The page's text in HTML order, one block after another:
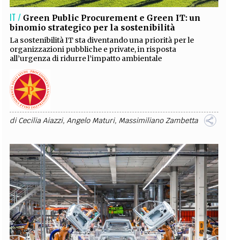
IT / ​​​​​​​Green Public Procurement e Green IT: un
binomio strategico per la sostenibilità
​​​​​​​La sostenibilità IT sta diventando una priorità per le
organizzazioni pubbliche e private, in risposta
all’urgenza di ridurre l’impatto ambientale
diCecilia Aiazzi,Angelo Maturi, Massimiliano Zambetta